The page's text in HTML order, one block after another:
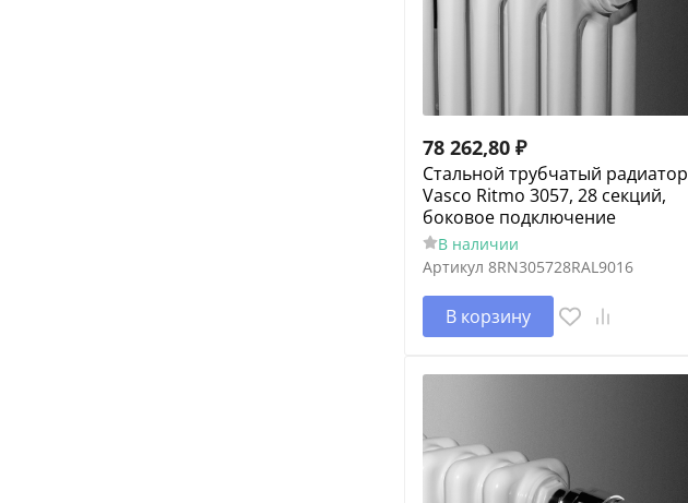
78 262,80 ₽
Cтальной трубчатый радиатор
Vasco Ritmo 3057, 28 секций,
боковое подключение
В наличии
Артикул 8RN305728RAL9016
В корзину